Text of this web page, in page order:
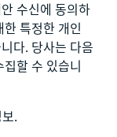
수신에 동의하
특정한 개인
다. 당사는 다음
할 수 있습니
.